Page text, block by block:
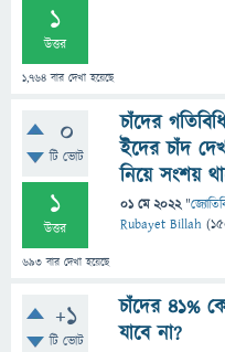
1
উত্তর
1,764 বার দেখা হয়েছে
0
টি ভোট
1
উত্তর
693 বার দেখা হয়েছে
চাঁদের
ইদের চাঁদ
নিয়ে সংশয়
01 মে 2022 "
Rubayet Billah (
+1
টি ভোট
চাঁদের 41%
যাবে না?